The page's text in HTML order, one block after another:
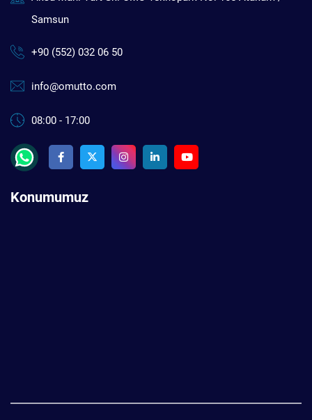
Samsun
+90 (552) 032 06 50
info@omutto.com
08:00 - 17:00
Konumumuz